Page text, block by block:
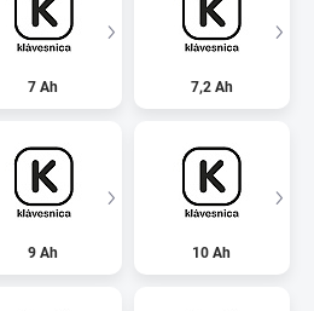
7 Ah 7,2 Ah
9 Ah 10 Ah